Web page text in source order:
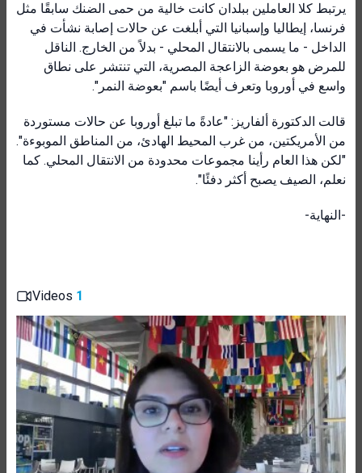
يرتبط كلا العاملين ببلدان كانت خالية من حمى الضنك سابقًا مثل
فرنسا، إيطاليا وإسبانيا التي أبلغت عن حالات إصابة نشأت في
الداخل - ما يسمى بالانتقال المحلي - بدلاً من الخارج. الناقل
للمرض هو بعوضة الزاعجة المصرية، التي تنتشر على نطاق
واسع في أوروبا وتعرف أيضًا باسم "بعوضة النمر".
قالت الدكتورة ألفاريز: "عادةً ما تبلغ أوروبا عن حالات مستوردة
من الأمريكتين، من غرب المحيط الهادئ، من المناطق الموبوءة".
"لكن هذا العام رأينا مجموعات محدودة من الانتقال المحلي. كما
نعلم، الصيف يصبح أكثر دفئًا".
-النهاية-
Videos 1